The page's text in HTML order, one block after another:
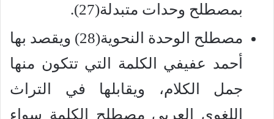
بمصطلح وحدات متبدلة(27).
مصطلح الوحدة النحوية(28) ويقصد بها
أحمد عفيفي الكلمة التي تتكون منها
جمل الكلام، ويقابلها في التراث
اللغوي العربي مصطلح الكلمة سواء